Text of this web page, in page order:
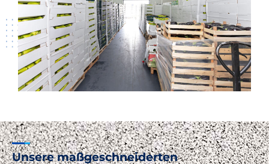
Unsere maßgeschneiderten